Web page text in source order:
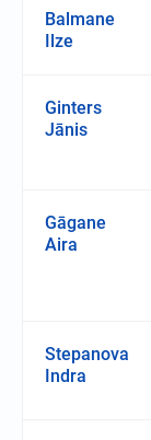
Balmane
Ilze
Ginters
Jānis
Gāgane
Aira
Stepanova
Indra